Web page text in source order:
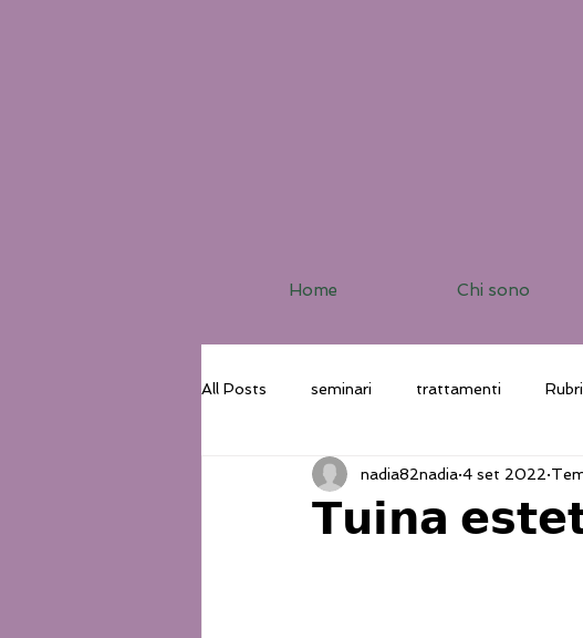
Home Chi sono
All Posts seminari trattamenti
Pratiche Tao Viaggio
𝗧𝘂𝗶𝗻𝗮
nadia82nadia 4 set 2022